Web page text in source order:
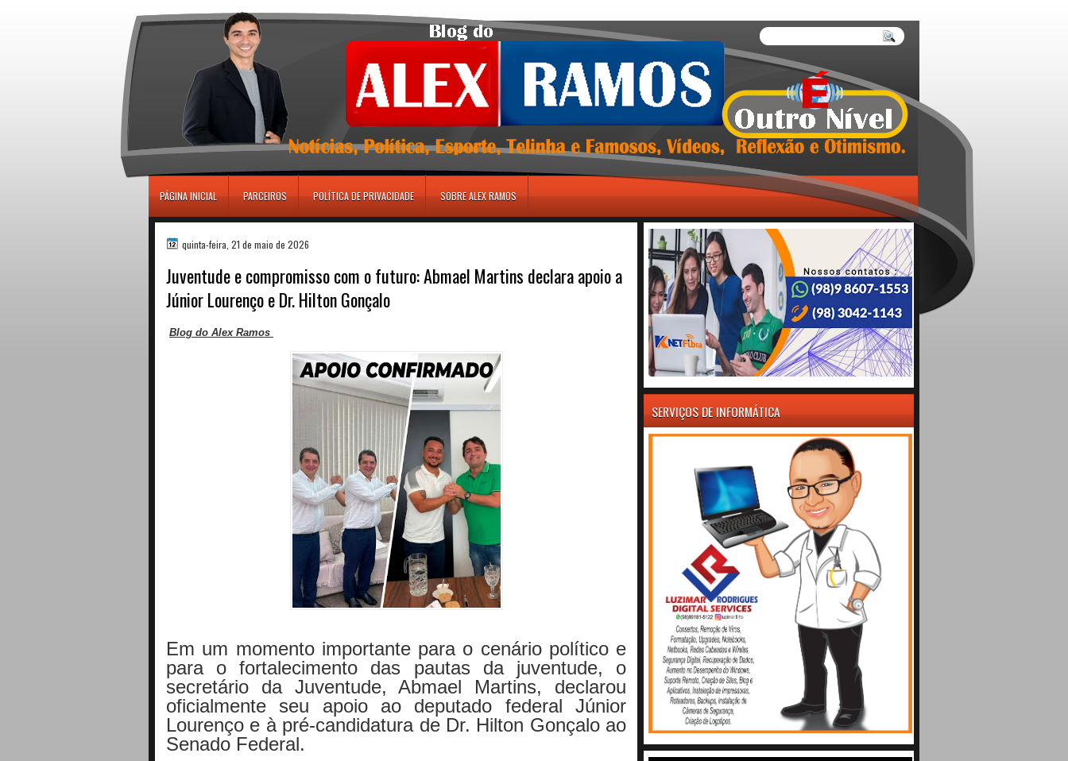
PÁGINA INICIAL PARCEIROS POLÍTICA DE PRIVACIDADE SOBRE ALEX RAMOS
quinta-feira, 21 de maio de 2026
Juventude e compromisso com o futuro: Abmael Martins declara apoio a
Júnior Lourenço e Dr. Hilton Gonçalo
Blog do Alex Ramos
Em um momento importante para o cenário político e
para o fortalecimento das pautas da juventude, o
secretário da Juventude, Abmael Martins, declarou
oficialmente seu apoio ao deputado federal Júnior
Lourenço e à pré-candidatura de Dr. Hilton Gonçalo ao
Senado Federal.
SERVIÇOS DE INFORMÁTICA